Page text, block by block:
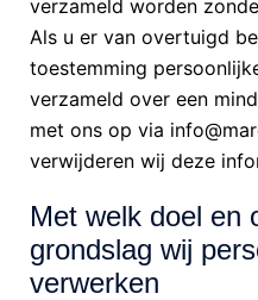
verzameld worden
Als u er van overtuigd
toestemming
verzameld over een
met ons op via
verwijderen wij deze
Met welk doel en
grondslag wij
verwerken